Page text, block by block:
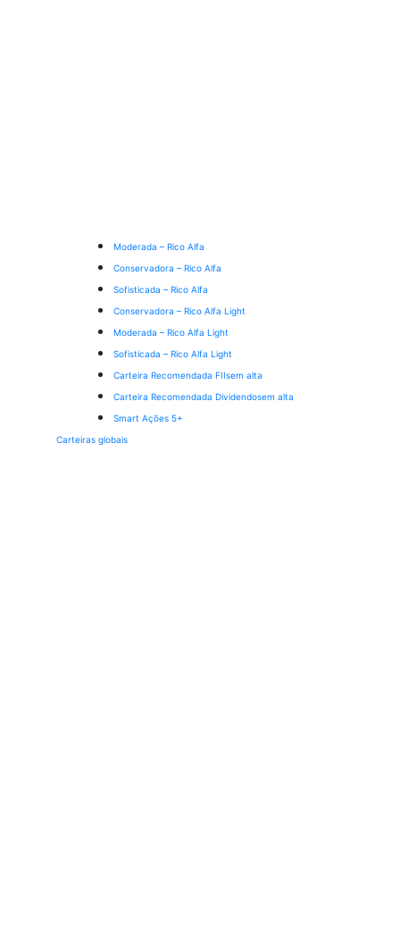
Moderada – Rico Alfa
Conservadora – Rico Alfa
Sofisticada – Rico Alfa
Conservadora – Rico Alfa Light
Moderada – Rico Alfa Light
Sofisticada – Rico Alfa Light
Carteira Recomendada FIIsem alta
Carteira Recomendada Dividendosem alta
Smart Ações 5+
Carteiras globais